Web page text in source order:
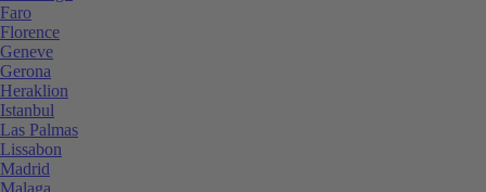
Faro
Florence
Geneve
Gerona
Heraklion
Istanbul
Las Palmas
Lissabon
Madrid
Malaga